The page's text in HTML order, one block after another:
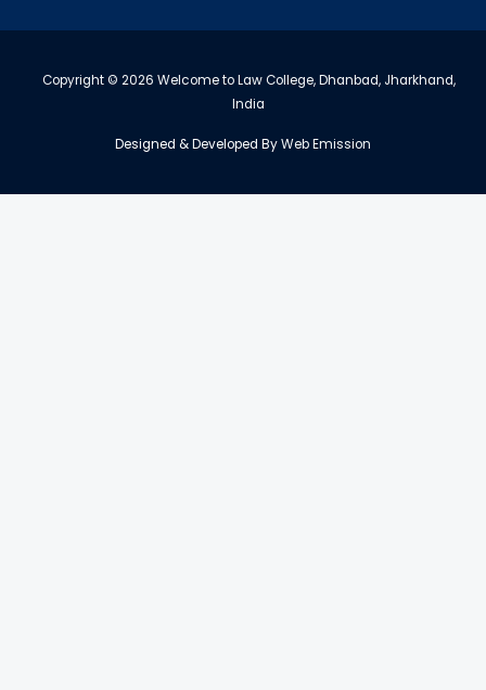
Copyright © 2026 Welcome to Law College, Dhanbad, Jharkhand,
India
Designed & Developed ByWeb Emission